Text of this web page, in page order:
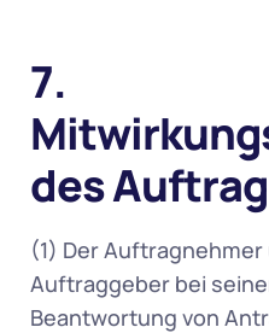
7.
des
(1) Der
Auftraggeber bei
Beantwortung von